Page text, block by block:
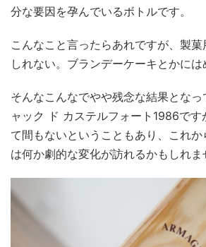
分な要因を孕んでいるボトルです。
こんなこと言ったらあれですが、製
しれない。ブランデーケーキとかには
そんなこんなでやや残念な結果とな
ャック ド カステルフォート1986です
て間もないということもあり、これ
は何か劇的な変化が訪れるかもしれま